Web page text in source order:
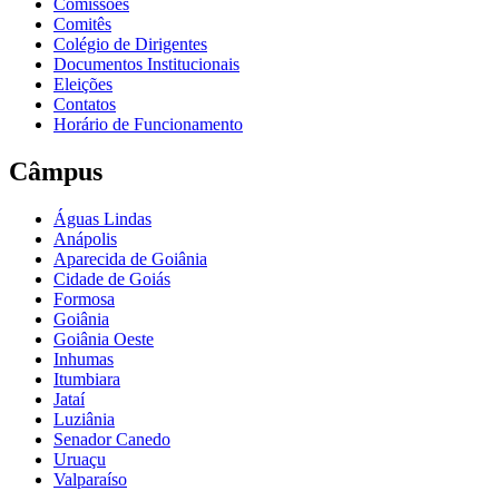
Comissões
Comitês
Colégio de Dirigentes
Documentos Institucionais
Eleições
Contatos
Horário de Funcionamento
Câmpus
Águas Lindas
Anápolis
Aparecida de Goiânia
Cidade de Goiás
Formosa
Goiânia
Goiânia Oeste
Inhumas
Itumbiara
Jataí
Luziânia
Senador Canedo
Uruaçu
Valparaíso